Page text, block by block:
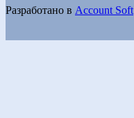
Разработано в Account Soft